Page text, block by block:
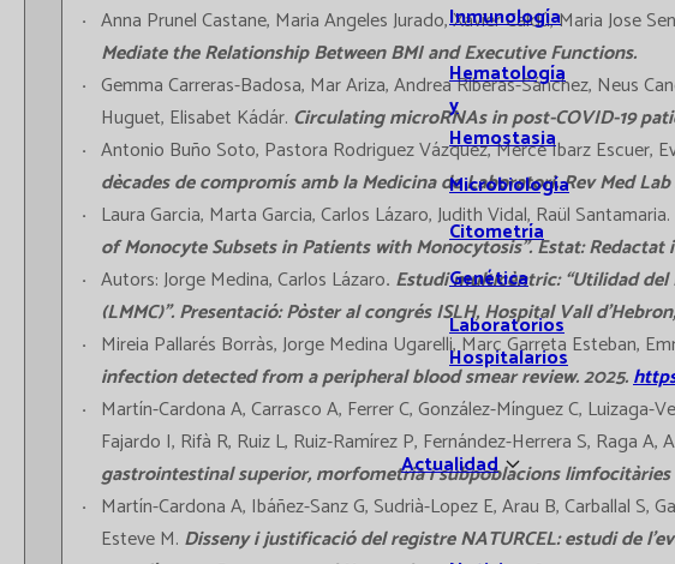
Inmunología
Hematología
y
Hemostasia
Microbiología
Citometría
Genética
Laboratorios
Hospitalarios
Actualidad
Anna Prunel Castane, Maria Angeles Jurado, Xavier Caldú, Maria Jose
Mediate the Relationship Between BMI and Executive Functions.
Gemma Carreras-Badosa, Mar Ariza, Andrea Riberas-Sánchez, Neus
Huguet, Elisabet Kádár. Circulating microRNAs in post-COVID-19
Antonio Buño Soto, Pastora Rodriguez Vázquez, Mercé Ibarz Escuer,
dècades de compromís amb la Medicina de Laboratori. Rev Med
Laura Garcia, Marta Garcia, Carlos Lázaro, Judith Vidal, Raül
of Monocyte Subsets in Patients with Monocytosis”. Estat:
Autors: Jorge Medina, Carlos Lázaro. Estudi multicèntric: “Utilidad
(LMMC)”. Presentació: Pòster al congrés ISLH, Hospital Vall
Mireia Pallarés Borràs, Jorge Medina Ugarelli, Marc Garreta Esteban,
infection detected from a peripheral blood smear review. 2025.
Martín-Cardona A, Carrasco A, Ferrer C, González-Mínguez C,
Fajardo I, Rifà R, Ruiz L, Ruiz-Ramírez P, Fernández-Herrera S, Raga
gastrointestinal superior, morfometria i subpoblacions limfocitàries
Martín-Cardona A, Ibáñez-Sanz G, Sudrià-Lopez E, Arau B, Carballal S,
Esteve M. Disseny i justificació del registre NATURCEL: estudi de